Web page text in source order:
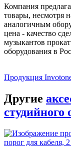
Компания
товары, несмотря
аналогичным
цена - качество
музыкантов
оборудования в
Продукция
Другие
студийного